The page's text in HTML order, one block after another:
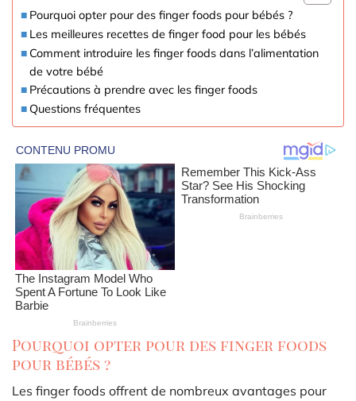
Pourquoi opter pour des finger foods pour bébés ?
Les meilleures recettes de finger food pour les bébés
Comment introduire les finger foods dans l’alimentation
de votre bébé
Précautions à prendre avec les finger foods
Questions fréquentes
Pourquoi opter pour des finger foods
pour bébés ?
Les finger foods offrent de nombreux avantages pour